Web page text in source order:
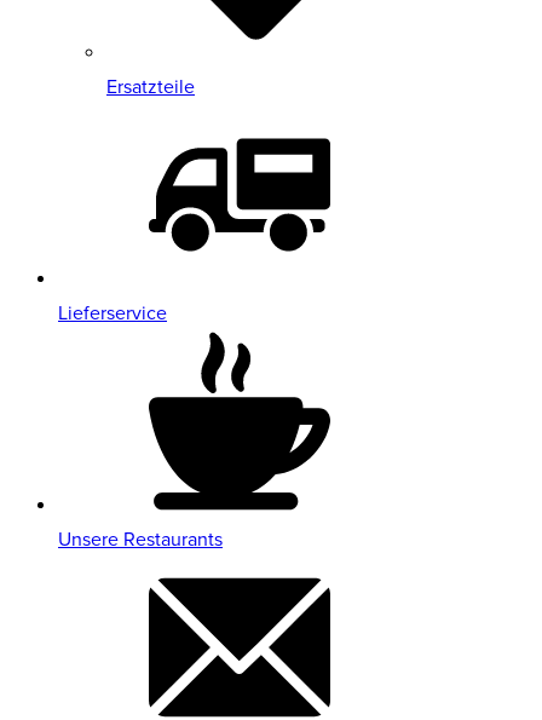
Ersatzteile
Lieferservice
Unsere Restaurants